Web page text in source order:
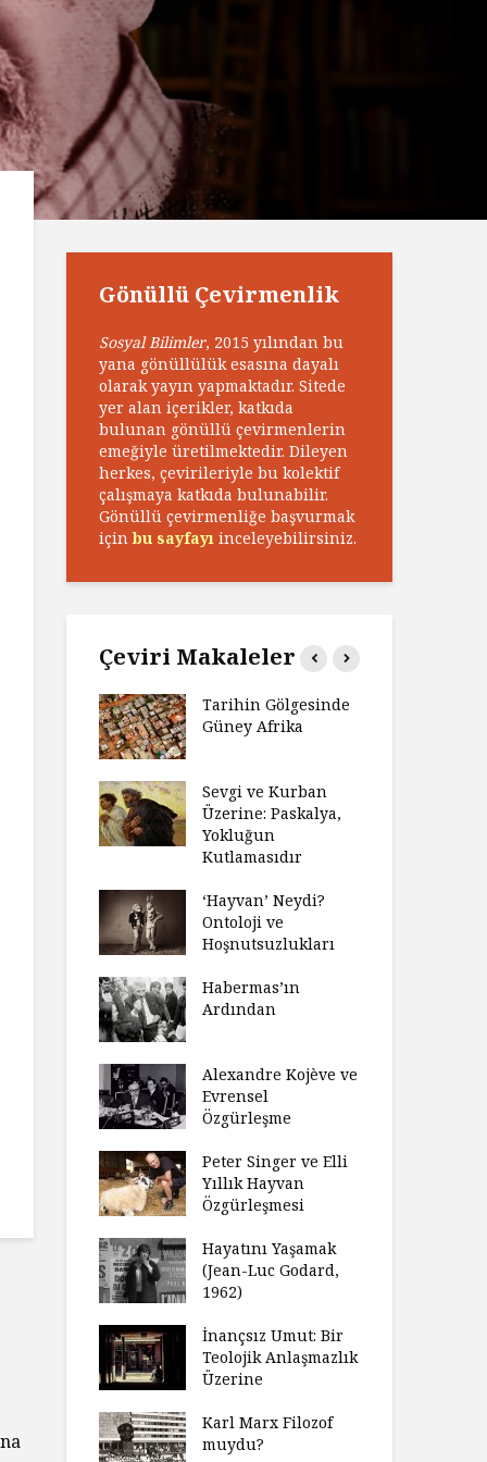
Gönüllü Çevirmenlik
Sosyal Bilimler, 2015 yılından bu
yana gönüllülük esasına dayalı
olarak yayın yapmaktadır. Sitede
yer alan içerikler, katkıda
bulunan gönüllü çevirmenlerin
emeğiyle üretilmektedir. Dileyen
herkes, çevirileriyle bu kolektif
çalışmaya katkıda bulunabilir.
Gönüllü çevirmenliğe başvurmak
içinbu sayfayı inceleyebilirsiniz.
Çeviri Makaleler
Eğitimi
Analitik
Bir
Tarihin Gölgesinde
Güney Afrika
Sevgi ve Kurban
Üzerine: Paskalya,
Yokluğun
Kutlamasıdır
‘Hayvan’ Neydi?
Ontoloji ve
Hoşnutsuzlukları
Habermas’ın
Ardından
Alexandre Kojève ve
Evrensel
Özgürleşme
Peter Singer ve Elli
Yıllık Hayvan
Özgürleşmesi
Hayatını Yaşamak
(Jean-Luc Godard,
1962)
İnançsız Umut: Bir
Teolojik Anlaşmazlık
Üzerine
Karl Marx Filozof
muydu?